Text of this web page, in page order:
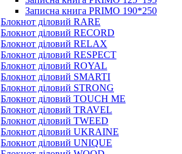
Записна книга PRIMO 190*250
Блокнот діловий RARE
Блокнот діловий RECORD
Блокнот діловий RELAX
Блокнот діловий RESPECT
Блокнот діловий ROYAL
Блокнот діловий SMARTI
Блокнот діловий STRONG
Блокнот діловий TOUCH ME
Блокнот діловий TRAVEL
Блокнот діловий TWEED
Блокнот діловий UKRAINE
Блокнот діловий UNIQUE